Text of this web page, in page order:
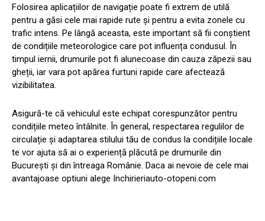
Folosirea aplicațiilor de navigație poate fi extrem de utilă
pentru a găsi cele mai rapide rute și pentru a evita zonele cu
trafic intens. Pe lângă aceasta, este important să fii conștient
de condițiile meteorologice care pot influența condusul. În
timpul iernii, drumurile pot fi alunecoase din cauza zăpezii sau
gheții, iar vara pot apărea furtuni rapide care afectează
vizibilitatea.
Asigură-te că vehiculul este echipat corespunzător pentru
condițiile meteo întâlnite. În general, respectarea regulilor de
circulație și adaptarea stilului tău de condus la condițiile locale
te vor ajuta să ai o experiență plăcută pe drumurile din
București și din întreaga Românie. Daca ai nevoie de cele mai
avantajoase optiuni alege Inchirieriauto-otopeni.com